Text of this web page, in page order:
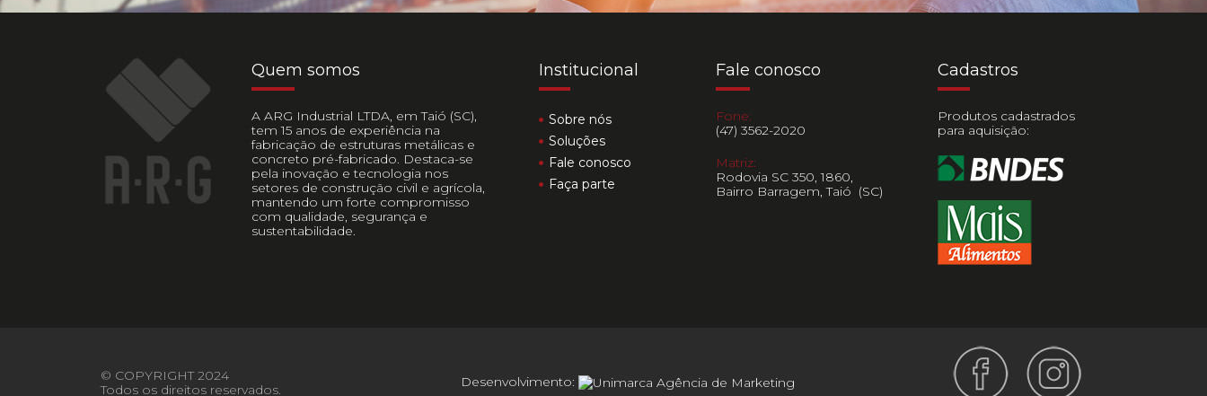
Quem somos
A ARG Industrial LTDA, em Taió (SC),
tem 15 anos de experiência na
fabricação de estruturas metálicas e
concreto pré-fabricado. Destaca-se
pela inovação e tecnologia nos
setores de construção civil e agrícola,
mantendo um forte compromisso
com qualidade, segurança e
sustentabilidade.
Institucional
Sobre nós
Soluções
Fale conosco
Faça parte
Fale conosco
Fone:
(47) 3562-2020
Matriz:
Rodovia SC 350, 1860,
Bairro Barragem, Taió (SC)
Cadastros
Produtos cadastrados
para aquisição:
© COPYRIGHT 2024
Todos os direitos reservados.
Desenvolvimento: